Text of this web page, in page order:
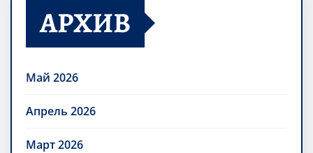
АРХИВ
Май 2026
Апрель 2026
Март 2026